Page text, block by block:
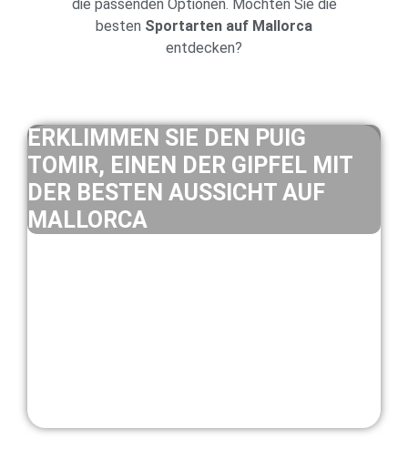
die passenden Optionen. Möchten Sie die
besten Sportarten auf Mallorca
entdecken?
ERKLIMMEN SIE DEN PUIG
TOMIR, EINEN DER GIPFEL MIT
DER BESTEN AUSSICHT AUF
MALLORCA